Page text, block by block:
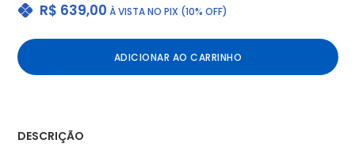
R$ 639,00 À VISTA NO PIX (10% OFF)
ADICIONAR AO CARRINHO
DESCRIÇÃO